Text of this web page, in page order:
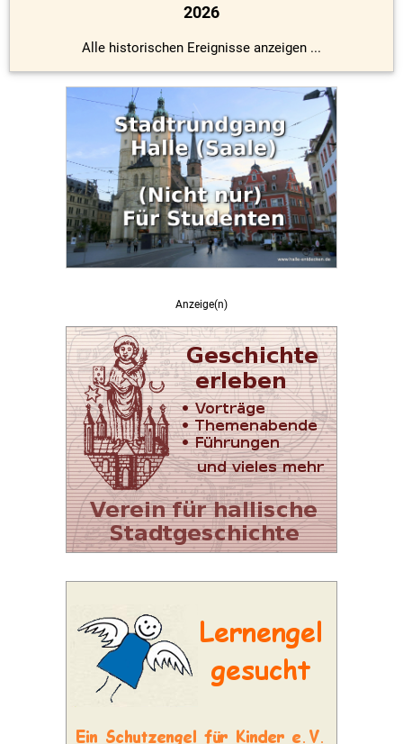
2026
Alle historischen Ereignisse anzeigen ...
Anzeige(n)